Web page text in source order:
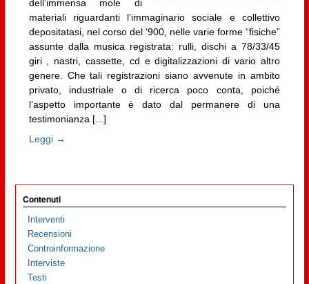
dell’immensa mole di
materiali riguardanti l’immaginario sociale e collettivo
depositatasi, nel corso del ‘900, nelle varie forme “fisiche”
assunte dalla musica registrata: rulli, dischi a 78/33/45
giri , nastri, cassette, cd e digitalizzazioni di vario altro
genere. Che tali registrazioni siano avvenute in ambito
privato, industriale o di ricerca poco conta, poiché
l’aspetto importante è dato dal permanere di una
testimonianza [...]
Leggi →
Contenuti
Interventi
Recensioni
Controinformazione
Interviste
Testi